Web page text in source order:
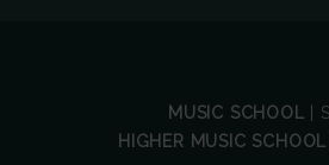
MUSIC SCHOOL |
HIGHER MUSIC SCHOOL